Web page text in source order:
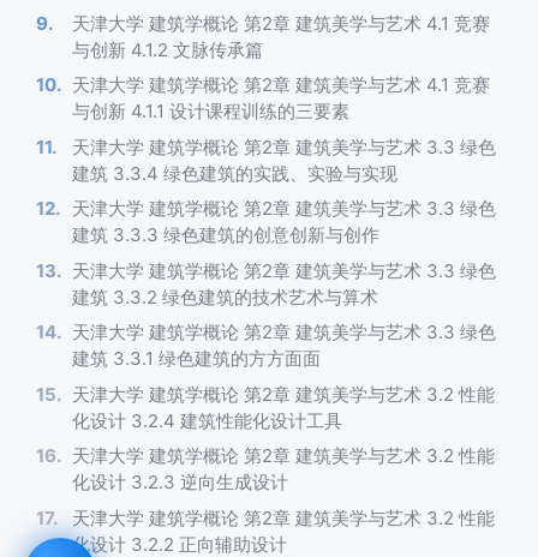
天津大学 建筑学概论 第2章 建筑美学与艺术 4.1 竞赛
与创新 4.1.2 文脉传承篇
天津大学 建筑学概论 第2章 建筑美学与艺术 4.1 竞赛
与创新 4.1.1 设计课程训练的三要素
天津大学 建筑学概论 第2章 建筑美学与艺术 3.3 绿色
建筑 3.3.4 绿色建筑的实践、实验与实现
天津大学 建筑学概论 第2章 建筑美学与艺术 3.3 绿色
建筑 3.3.3 绿色建筑的创意创新与创作
天津大学 建筑学概论 第2章 建筑美学与艺术 3.3 绿色
建筑 3.3.2 绿色建筑的技术艺术与算术
天津大学 建筑学概论 第2章 建筑美学与艺术 3.3 绿色
建筑 3.3.1 绿色建筑的方方面面
天津大学 建筑学概论 第2章 建筑美学与艺术 3.2 性能
化设计 3.2.4 建筑性能化设计工具
天津大学 建筑学概论 第2章 建筑美学与艺术 3.2 性能
化设计 3.2.3 逆向生成设计
天津大学 建筑学概论 第2章 建筑美学与艺术 3.2 性能
化设计 3.2.2 正向辅助设计